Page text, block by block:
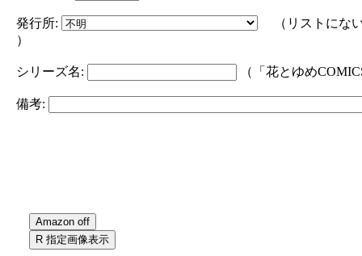
発行所:
（リストにな
）
シリーズ名: （「花とゆめ
備考: